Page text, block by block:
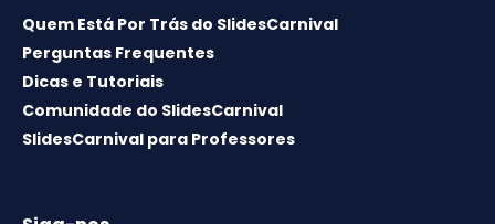
Quem Está Por Trás do SlidesCarnival
Perguntas Frequentes
Dicas e Tutoriais
Comunidade do SlidesCarnival
SlidesCarnival para Professores